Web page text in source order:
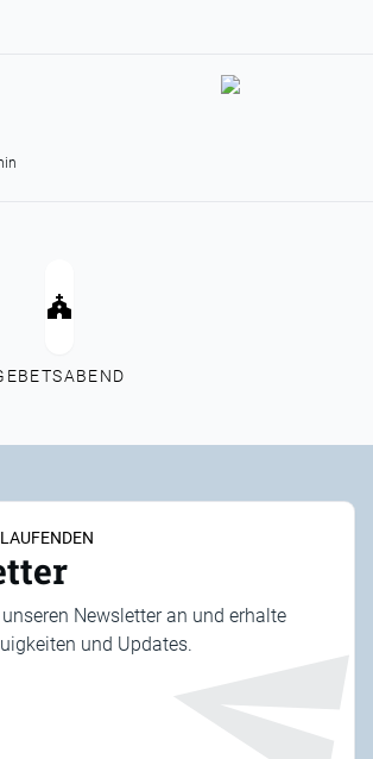
Newsletter an und erhalte
und Updates.